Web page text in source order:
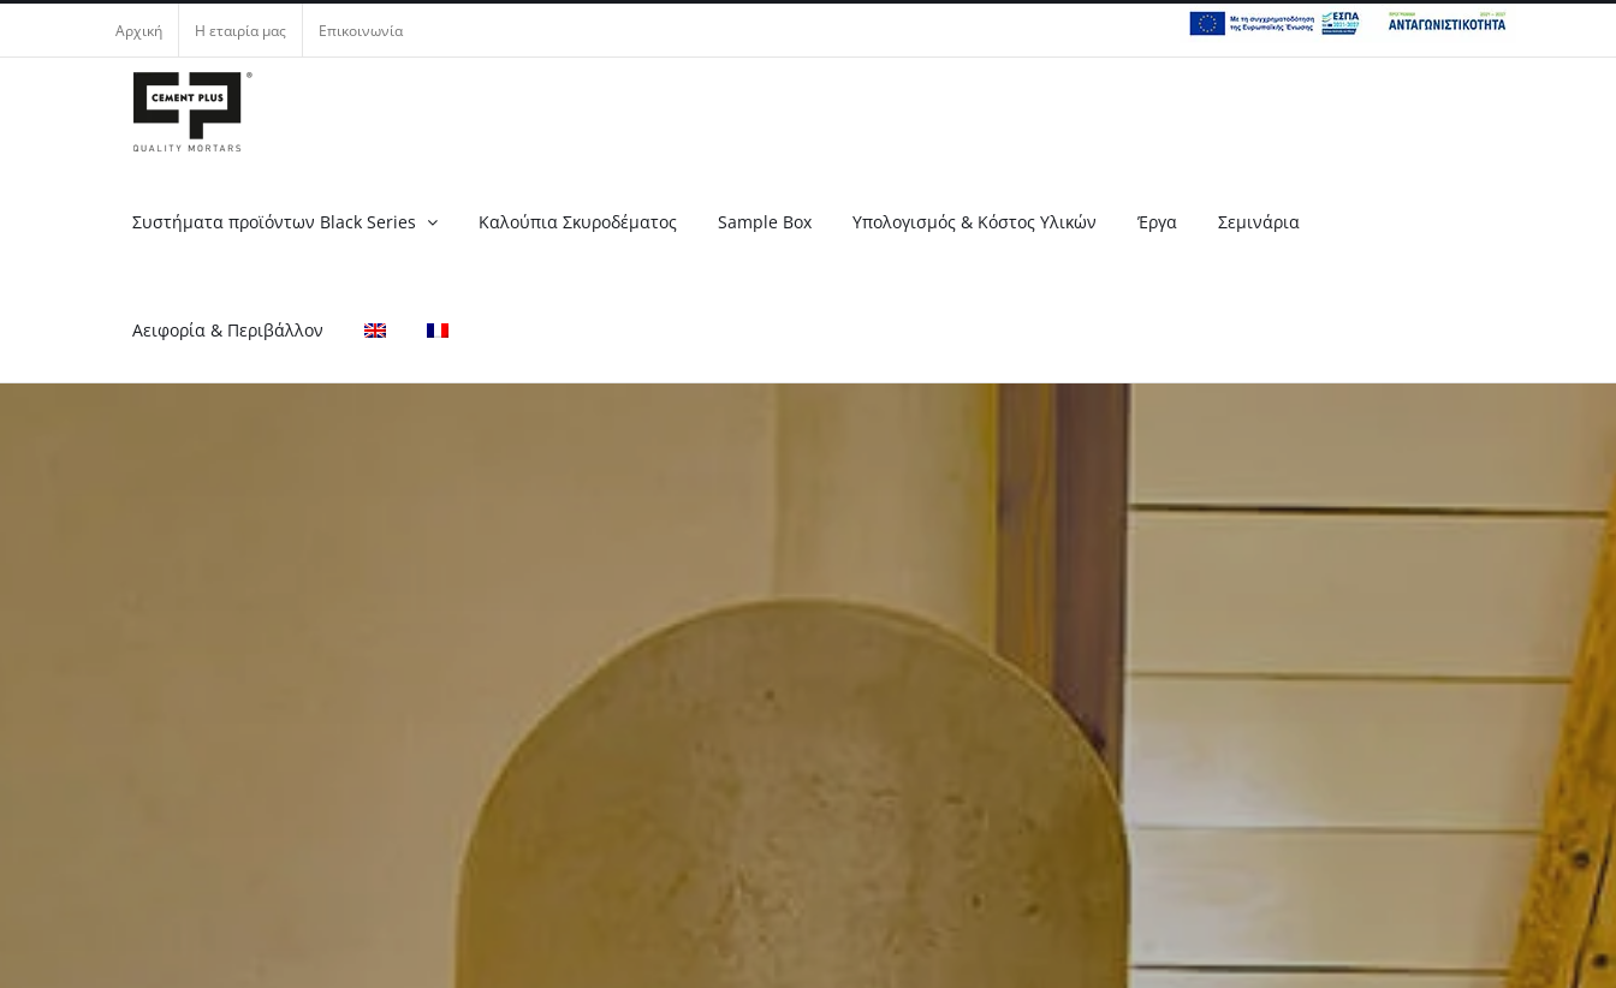
Αρχική Η εταιρία μας Επικοινωνία
Συστήματα προϊόντων Black Series Καλούπια Σκυροδέματος Sample Box Υπολογισμός & Κόστος Υλικών Έργα Σεμινάρια
Αειφορία & Περιβάλλον